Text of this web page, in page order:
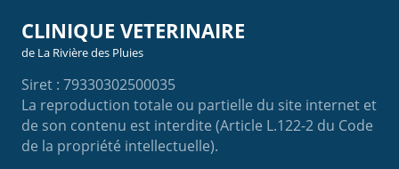
CLINIQUE VETERINAIRE
de La Rivière des Pluies
Siret : 79330302500035
La reproduction totale ou partielle du site internet et
de son contenu est interdite (Article L.122-2 du Code
de la propriété intellectuelle).